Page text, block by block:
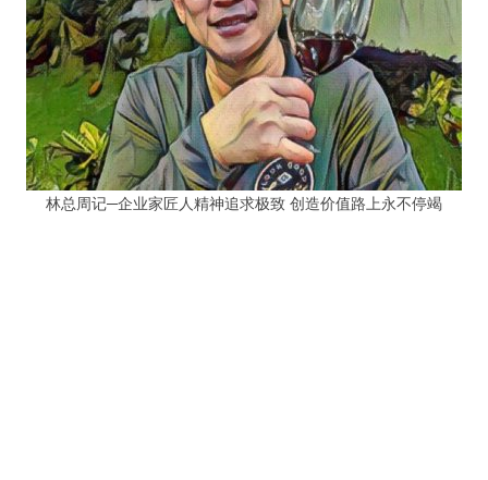
林总周记─企业家匠人精神追求极致 创造价值路上永不停竭